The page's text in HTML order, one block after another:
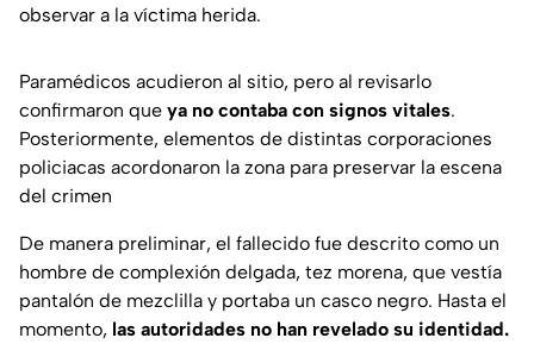
observar a la víctima herida.
Paramédicos acudieron al sitio, pero al revisarlo
confirmaron que ya no contaba con signos vitales.
Posteriormente, elementos de distintas corporaciones
policiacas acordonaron la zona para preservar la escena
del crimen
De manera preliminar, el fallecido fue descrito como un
hombre de complexión delgada, tez morena, que vestía
pantalón de mezclilla y portaba un casco negro. Hasta el
momento, las autoridades no han revelado su identidad.